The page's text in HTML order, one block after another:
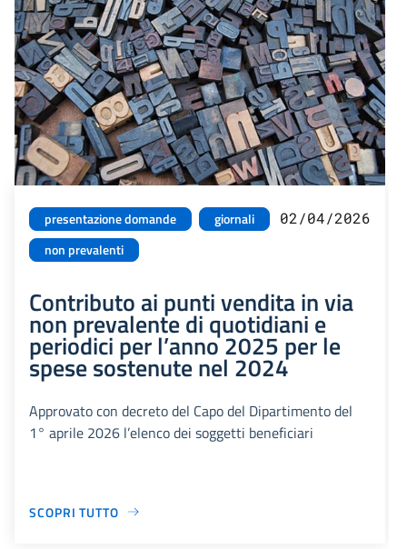
presentazione domande
giornali
non prevalenti
02/04/2026
Contributo ai punti vendita in via
non prevalente di quotidiani e
periodici per l’anno 2025 per le
spese sostenute nel 2024
Approvato con decreto del Capo del Dipartimento del
1° aprile 2026 l’elenco dei soggetti beneficiari
SCOPRI TUTTO